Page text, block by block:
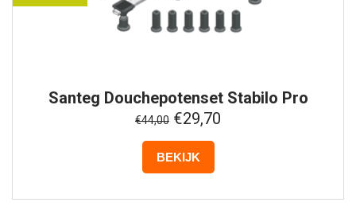
Santeg Douchepotenset Stabilo Pro
€44,00 €29,70
BEKIJK